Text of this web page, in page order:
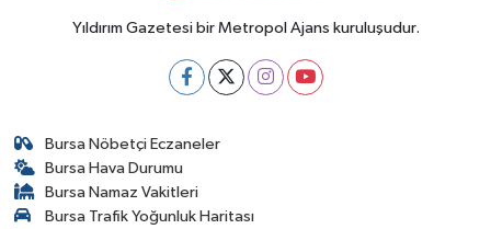
Yıldırım Gazetesi bir Metropol Ajans kuruluşudur.
Bursa Nöbetçi Eczaneler
Bursa Hava Durumu
Bursa Namaz Vakitleri
Bursa Trafik Yoğunluk Haritası